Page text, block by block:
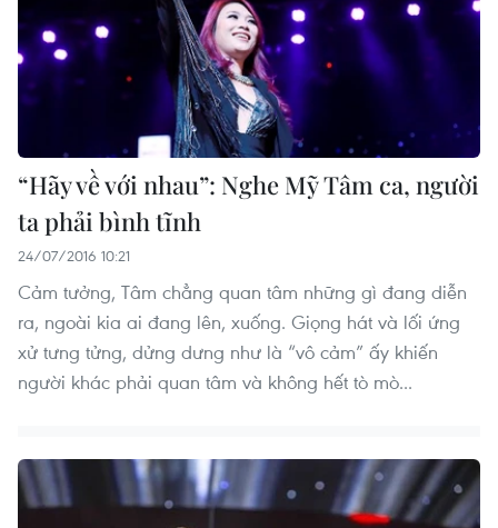
“Hãy về với nhau”: Nghe Mỹ Tâm ca, người
ta phải bình tĩnh
24/07/2016 10:21
Cảm tưởng, Tâm chẳng quan tâm những gì đang diễn
ra, ngoài kia ai đang lên, xuống. Giọng hát và lối ứng
xử tưng tửng, dửng dưng như là “vô cảm” ấy khiến
người khác phải quan tâm và không hết tò mò...